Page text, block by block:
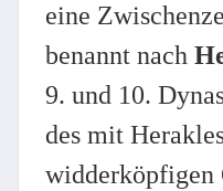
eine
benannt nach
9. und 10.
des mit
widderköpfigen